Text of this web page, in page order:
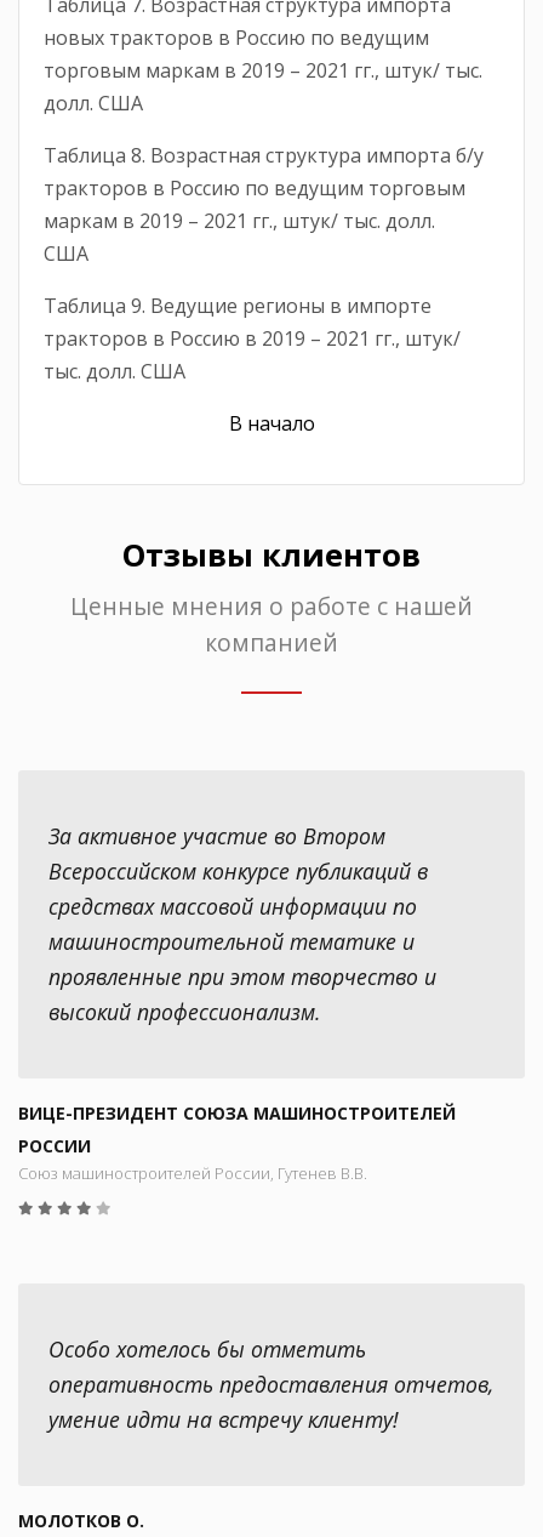
новых тракторов в Россию по ведущим
торговым маркам в 2019 – 2021 гг., штук/ тыс.
долл. США
Таблица 8. Возрастная структура импорта б/у
тракторов в Россию по ведущим торговым
маркам в 2019 – 2021 гг., штук/ тыс. долл.
США
Таблица 9. Ведущие регионы в импорте
тракторов в Россию в 2019 – 2021 гг., штук/
тыс. долл. США
В начало
Отзывы клиентов
Ценные мнения о работе с нашей
компанией
За активное участие во Втором
Всероссийском конкурсе публикаций в
средствах массовой информации по
машиностроительной тематике и
проявленные при этом творчество и
высокий профессионализм.
ВИЦЕ-ПРЕЗИДЕНТ СОЮЗА МАШИНОСТРОИТЕЛЕЙ
РОССИИ
Союз машиностроителей России, Гутенев В.В.
Особо хотелось бы отметить
оперативность предоставления отчетов,
умение идти на встречу клиенту!
МОЛОТКОВ О.